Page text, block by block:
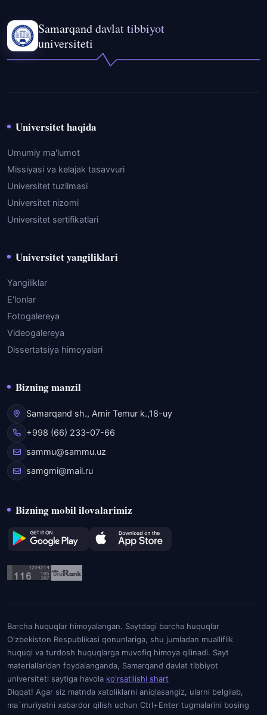
Samarqand davlat tibbiyot
universiteti
Universitet haqida
Umumiy ma'lumot
Missiyasi va kelajak tasavvuri
Universitet tuzilmasi
Universitet nizomi
Universitet sertifikatlari
Universitet yangiliklari
Yangiliklar
E'lonlar
Fotogalereya
Videogalereya
Dissertatsiya himoyalari
Bizning manzil
Samarqand sh., Amir Temur k.,18-uy
+998 (66) 233-07-66
sammu@sammu.uz
samgmi@mail.ru
Bizning mobil ilovalarimiz
Barcha huquqlar himoyalangan. Saytdagi barcha huquqlar
O'zbekiston Respublikasi qonunlariga, shu jumladan mualliflik
huquqi va turdosh huquqlarga muvofiq himoya qilinadi. Sayt
materiallaridan foydalanganda, Samarqand davlat tibbiyot
universiteti saytiga havola ko'rsatilishi shart
Diqqat! Agar siz matnda xatoliklarni aniqlasangiz, ularni belgilab,
ma`muriyatni xabardor qilish uchun Ctrl+Enter tugmalarini bosing